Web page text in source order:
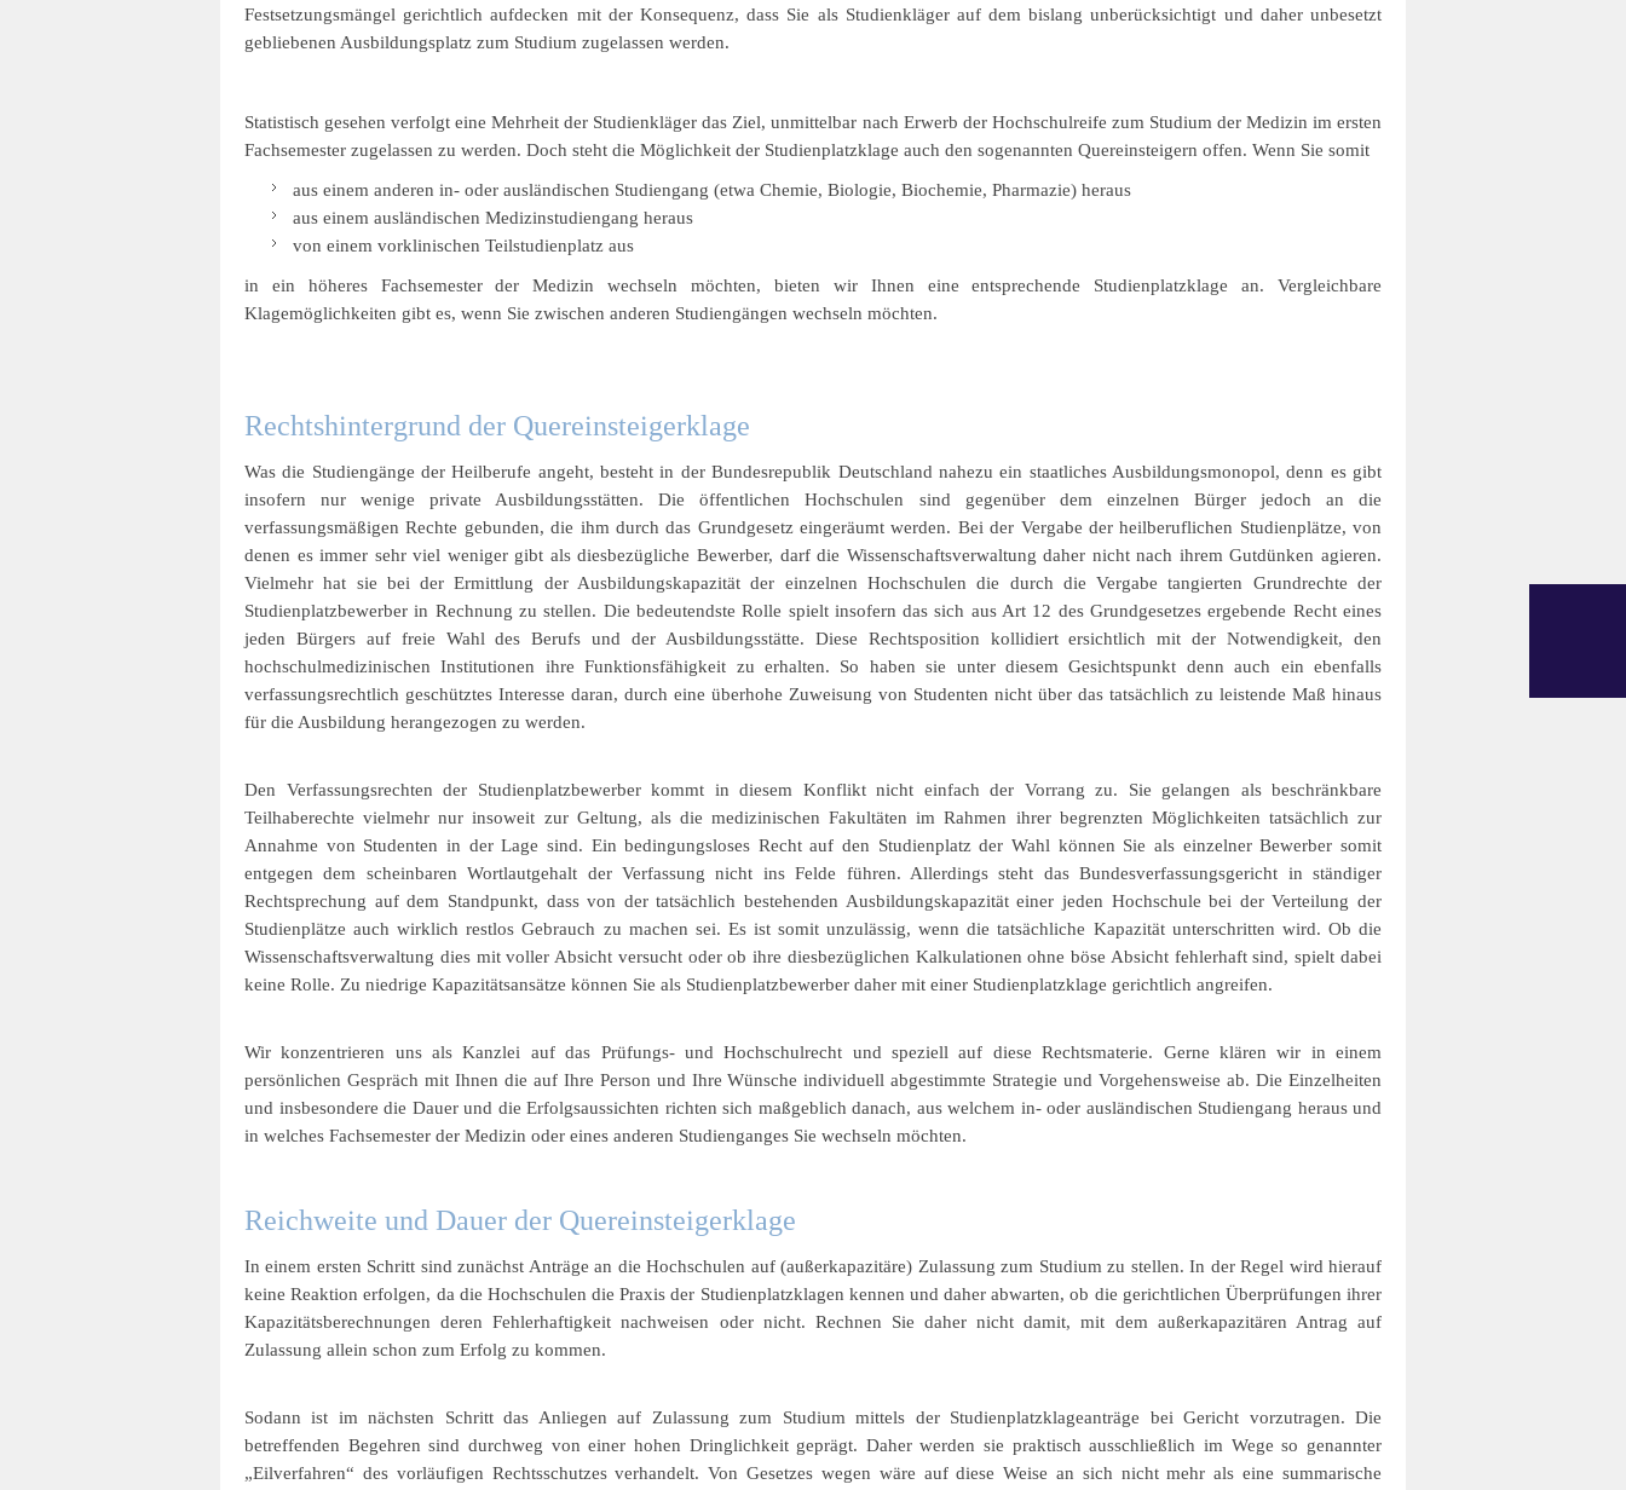
Festsetzungsmängel gerichtlich aufdecken mit der Konsequenz, dass Sie als Studienkläger auf dem bislang unberücksichtigt und daher unbesetzt
gebliebenen Ausbildungsplatz zum Studium zugelassen werden.
Statistisch gesehen verfolgt eine Mehrheit der Studienkläger das Ziel, unmittelbar nach Erwerb der Hochschulreife zum Studium der Medizin im ersten
Fachsemester zugelassen zu werden. Doch steht die Möglichkeit der Studienplatzklage auch den sogenannten Quereinsteigern offen. Wenn Sie somit
aus einem anderen in- oder ausländischen Studiengang (etwa Chemie, Biologie, Biochemie, Pharmazie) heraus
aus einem ausländischen Medizinstudiengang heraus
von einem vorklinischen Teilstudienplatz aus
in ein höheres Fachsemester der Medizin wechseln möchten, bieten wir Ihnen eine entsprechende Studienplatzklage an. Vergleichbare
Klagemöglichkeiten gibt es, wenn Sie zwischen anderen Studiengängen wechseln möchten.
Rechtshintergrund der Quereinsteigerklage
Was die Studiengänge der Heilberufe angeht, besteht in der Bundesrepublik Deutschland nahezu ein staatliches Ausbildungsmonopol, denn es gibt
insofern nur wenige private Ausbildungsstätten. Die öffentlichen Hochschulen sind gegenüber dem einzelnen Bürger jedoch an die
verfassungsmäßigen Rechte gebunden, die ihm durch das Grundgesetz eingeräumt werden. Bei der Vergabe der heilberuflichen Studienplätze, von
denen es immer sehr viel weniger gibt als diesbezügliche Bewerber, darf die Wissenschaftsverwaltung daher nicht nach ihrem Gutdünken agieren.
Vielmehr hat sie bei der Ermittlung der Ausbildungskapazität der einzelnen Hochschulen die durch die Vergabe tangierten Grundrechte der
Studienplatzbewerber in Rechnung zu stellen. Die bedeutendste Rolle spielt insofern das sich aus Art 12 des Grundgesetzes ergebende Recht eines
jeden Bürgers auf freie Wahl des Berufs und der Ausbildungsstätte. Diese Rechtsposition kollidiert ersichtlich mit der Notwendigkeit, den
hochschulmedizinischen Institutionen ihre Funktionsfähigkeit zu erhalten. So haben sie unter diesem Gesichtspunkt denn auch ein ebenfalls
verfassungsrechtlich geschütztes Interesse daran, durch eine überhohe Zuweisung von Studenten nicht über das tatsächlich zu leistende Maß hinaus
für die Ausbildung herangezogen zu werden.
Den Verfassungsrechten der Studienplatzbewerber kommt in diesem Konflikt nicht einfach der Vorrang zu. Sie gelangen als beschränkbare
Teilhaberechte vielmehr nur insoweit zur Geltung, als die medizinischen Fakultäten im Rahmen ihrer begrenzten Möglichkeiten tatsächlich zur
Annahme von Studenten in der Lage sind. Ein bedingungsloses Recht auf den Studienplatz der Wahl können Sie als einzelner Bewerber somit
entgegen dem scheinbaren Wortlautgehalt der Verfassung nicht ins Felde führen. Allerdings steht das Bundesverfassungsgericht in ständiger
Rechtsprechung auf dem Standpunkt, dass von der tatsächlich bestehenden Ausbildungskapazität einer jeden Hochschule bei der Verteilung der
Studienplätze auch wirklich restlos Gebrauch zu machen sei. Es ist somit unzulässig, wenn die tatsächliche Kapazität unterschritten wird. Ob die
Wissenschaftsverwaltung dies mit voller Absicht versucht oder ob ihre diesbezüglichen Kalkulationen ohne böse Absicht fehlerhaft sind, spielt dabei
keine Rolle. Zu niedrige Kapazitätsansätze können Sie als Studienplatzbewerber daher mit einer Studienplatzklage gerichtlich angreifen.
Wir konzentrieren uns als Kanzlei auf das Prüfungs- und Hochschulrecht und speziell auf diese Rechtsmaterie. Gerne klären wir in einem
persönlichen Gespräch mit Ihnen die auf Ihre Person und Ihre Wünsche individuell abgestimmte Strategie und Vorgehensweise ab. Die Einzelheiten
und insbesondere die Dauer und die Erfolgsaussichten richten sich maßgeblich danach, aus welchem in- oder ausländischen Studiengang heraus und
in welches Fachsemester der Medizin oder eines anderen Studienganges Sie wechseln möchten.
Reichweite und Dauer der Quereinsteigerklage
In einem ersten Schritt sind zunächst Anträge an die Hochschulen auf (außerkapazitäre) Zulassung zum Studium zu stellen. In der Regel wird hierauf
keine Reaktion erfolgen, da die Hochschulen die Praxis der Studienplatzklagen kennen und daher abwarten, ob die gerichtlichen Überprüfungen ihrer
Kapazitätsberechnungen deren Fehlerhaftigkeit nachweisen oder nicht. Rechnen Sie daher nicht damit, mit dem außerkapazitären Antrag auf
Zulassung allein schon zum Erfolg zu kommen.
Sodann ist im nächsten Schritt das Anliegen auf Zulassung zum Studium mittels der Studienplatzklageanträge bei Gericht vorzutragen. Die
betreffenden Begehren sind durchweg von einer hohen Dringlichkeit geprägt. Daher werden sie praktisch ausschließlich im Wege so genannter
„Eilverfahren“ des vorläufigen Rechtsschutzes verhandelt. Von Gesetzes wegen wäre auf diese Weise an sich nicht mehr als eine summarische